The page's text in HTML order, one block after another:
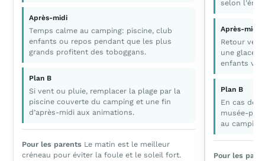
Après-midi
Temps calme au camping: piscine, club
enfants ou repos pendant que les plus
grands profitent des toboggans.
Plan B
Si vent ou pluie, remplacer la plage par la
piscine couverte du camping et une fin
d’après-midi aux animations.
Pour les parents Le matin est le meilleur
créneau pour éviter la foule et le soleil fort.
selon
Après-midi
Retour
une glace
enfants
Plan B
En cas de
musée-
au camping.
Pour les